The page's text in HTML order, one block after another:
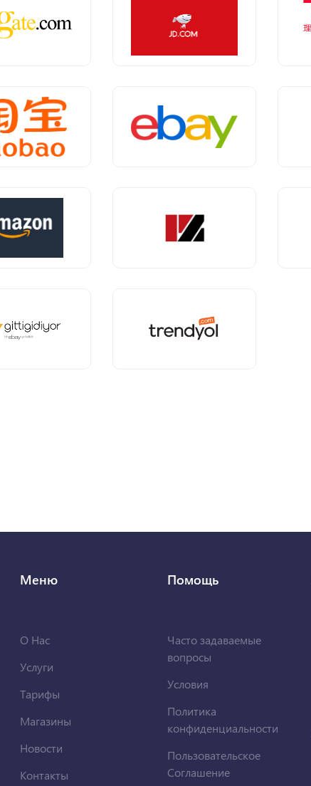
Меню
О Нас
Услуги
Тарифы
Магазины
Новости
Контакты
Помощь
Часто задаваемые
вопросы
Условия
Политика
конфиденциальности
Пользовательское
Соглашение